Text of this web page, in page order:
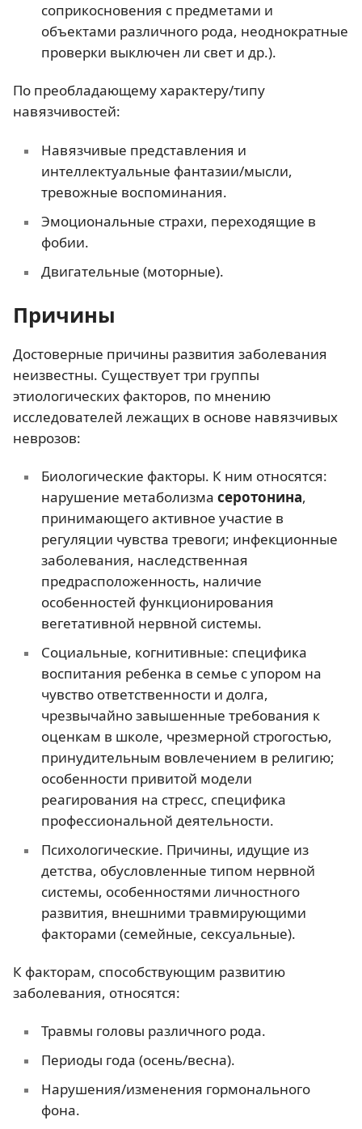
соприкосновения с предметами и
объектами различного рода, неоднократные
проверки выключен ли свет и др.).
По преобладающему характеру/типу
навязчивостей:
Навязчивые представления и
интеллектуальные фантазии/мысли,
тревожные воспоминания.
Эмоциональные страхи, переходящие в
фобии.
Двигательные (моторные).
Причины
Достоверные причины развития заболевания
неизвестны. Существует три группы
этиологических факторов, по мнению
исследователей лежащих в основе навязчивых
неврозов:
Биологические факторы. К ним относятся:
нарушение метаболизма серотонина,
принимающего активное участие в
регуляции чувства тревоги; инфекционные
заболевания, наследственная
предрасположенность, наличие
особенностей функционирования
вегетативной нервной системы.
Социальные, когнитивные: специфика
воспитания ребенка в семье с упором на
чувство ответственности и долга,
чрезвычайно завышенные требования к
оценкам в школе, чрезмерной строгостью,
принудительным вовлечением в религию;
особенности привитой модели
реагирования на стресс, специфика
профессиональной деятельности.
Психологические. Причины, идущие из
детства, обусловленные типом нервной
системы, особенностями личностного
развития, внешними травмирующими
факторами (семейные, сексуальные).
К факторам, способствующим развитию
заболевания, относятся:
Травмы головы различного рода.
Периоды года (осень/весна).
Нарушения/изменения гормонального
фона.